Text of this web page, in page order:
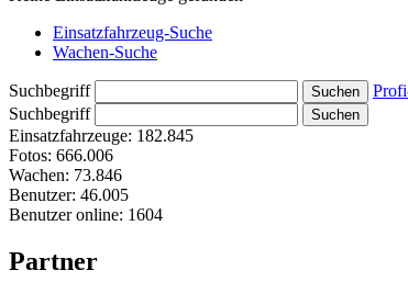
Einsatzfahrzeug-Suche
Wachen-Suche
Suchbegriff
Suchbegriff
Einsatzfahrzeuge: 182.845
Fotos: 666.006
Wachen: 73.846
Benutzer: 46.005
Benutzer online: 1604
Partner